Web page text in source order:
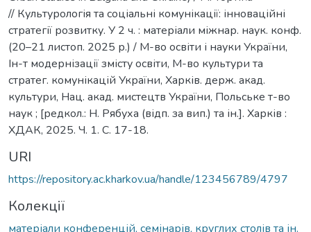
// Культурологія та соціальні комунікації: інноваційні
стратегії розвитку. У 2 ч. : матеріали міжнар. наук. конф.
(20–21 листоп. 2025 р.) / М-во освіти і науки України,
Ін-т модернізації змісту освіти, М-во культури та
стратег. комунікацій України, Харків. держ. акад.
культури, Нац. акад. мистецтв України, Польське т-во
наук ; [редкол.: Н. Рябуха (відп. за вип.) та ін.]. Харків :
ХДАК, 2025. Ч. 1. С. 17-18.
URI
https://repository.ac.kharkov.ua/handle/123456789/4797
Колекції
матеріали конференцій, семінарів, круглих столів та ін.